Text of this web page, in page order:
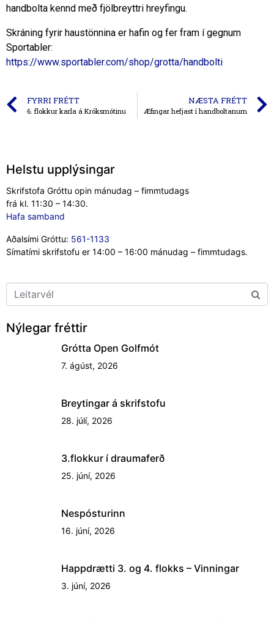
handbolta kennd með fjölbreyttri hreyfingu.
Skráning fyrir haustönnina er hafin og fer fram í gegnum
Sportabler:
https://www.sportabler.com/shop/grotta/handbolti
FYRRI FRÉTT
6. flokkur karla á Króksmótinu
NÆSTA FRÉTT
Æfingar hefjast í handboltanum
Helstu upplýsingar
Skrifstofa Gróttu opin mánudag – fimmtudags
frá kl. 11:30 – 14:30.
Hafa samband
Aðalsími Gróttu: 561-1133
Símatími skrifstofu er 14:00 – 16:00 mánudag – fimmtudags.
Nýlegar fréttir
Grótta Open Golfmót
7. ágúst, 2026
Breytingar á skrifstofu
28. júlí, 2026
3.flokkur í draumaferð
25. júní, 2026
Nespósturinn
16. júní, 2026
Happdrætti 3. og 4. flokks – Vinningar
3. júní, 2026